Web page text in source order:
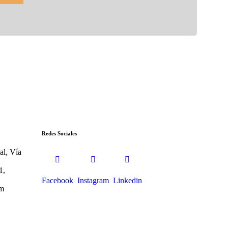
Vía
Redes Sociales
Facebook Instagram Linkedin